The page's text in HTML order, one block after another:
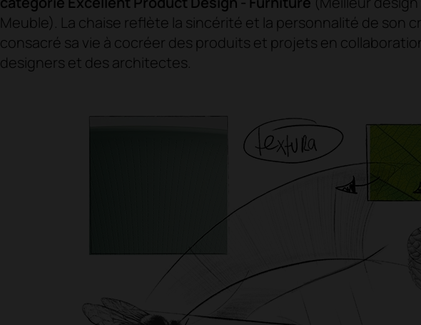
Meuble). La chaise reflète la sincérité et la personnalité de son
consacré sa vie à cocréer des produits et projets en
designers et des architectes.